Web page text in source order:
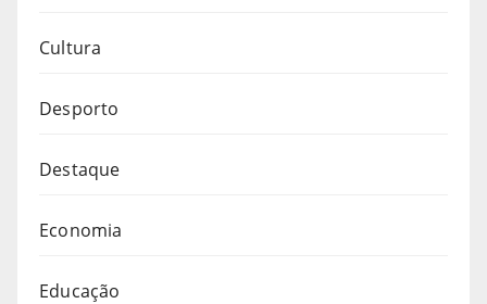
Cultura
Desporto
Destaque
Economia
Educação